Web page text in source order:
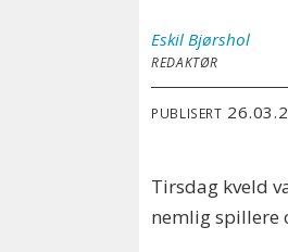
Eskil Bjørshol
REDAKTØR
PUBLISERT
Tirsdag kveld
nemlig spillere